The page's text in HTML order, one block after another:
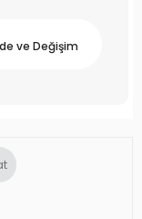
ve Değişim